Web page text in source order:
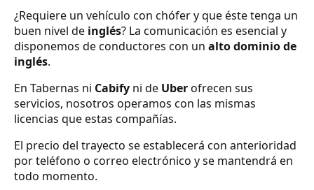
¿Requiere un vehículo con chófer y que éste tenga un
buen nivel de inglés? La comunicación es esencial y
disponemos de conductores con un alto dominio de
inglés.
En Tabernas ni Cabify ni de Uberofrecen sus
servicios, nosotros operamos con las mismas
licencias que estas compañías.
El precio del trayecto se establecerá con anterioridad
por teléfono o correo electrónico y se mantendrá en
todo momento.